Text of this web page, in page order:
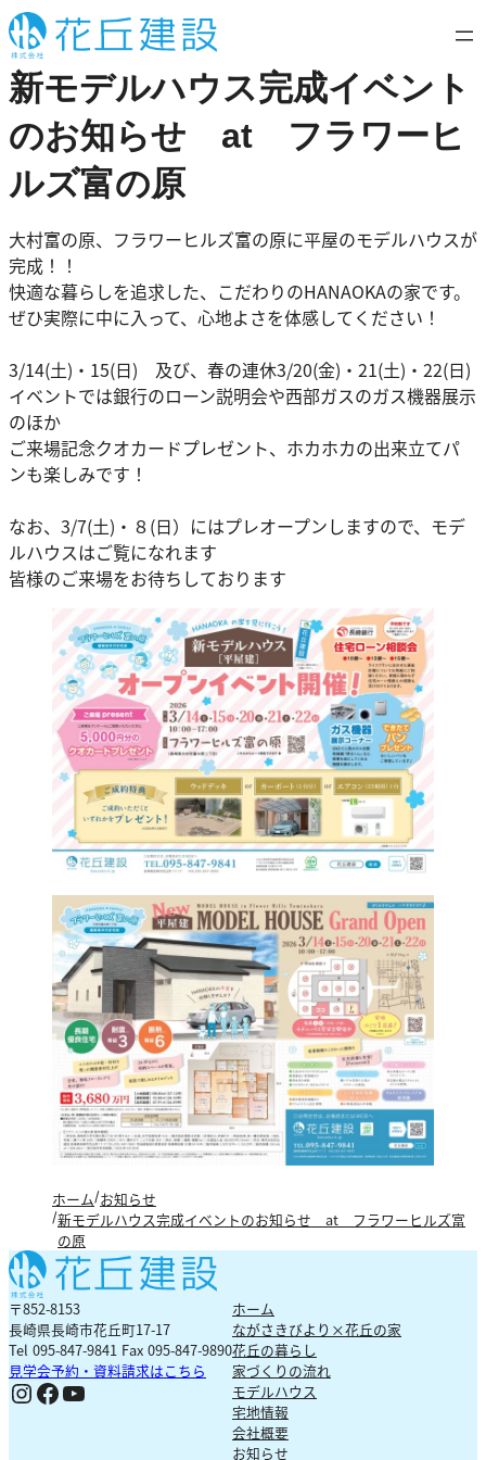
内
容
を
ス
キ
ッ
プ
新モデルハウス完成イベント
のお知らせ at フラワーヒ
ルズ富の原
大村富の原、フラワーヒルズ富の原に平屋のモデルハウスが
完成！！
快適な暮らしを追求した、こだわりのHANAOKAの家です。
ぜひ実際に中に入って、心地よさを体感してください！
3/14(土)・15(日) 及び、春の連休3/20(金)・21(土)・22(日)
イベントでは銀行のローン説明会や西部ガスのガス機器展示
のほか
ご来場記念クオカードプレゼント、ホカホカの出来立てパ
ンも楽しみです！
なお、3/7(土)・８(日）にはプレオープンしますので、モデ
ルハウスはご覧になれます
皆様のご来場をお待ちしております
ホーム お知らせ
新モデルハウス完成イベントのお知らせ at フラワーヒルズ富
の原
〒852-8153
長崎県長崎市花丘町17-17
Tel 095-847-9841 Fax 095-847-9890
見学会予約・資料請求はこちら
IgFbYouTube
ホーム
ながさきびより×花丘の家
花丘の暮らし
家づくりの流れ
モデルハウス
宅地情報
会社概要
お知らせ